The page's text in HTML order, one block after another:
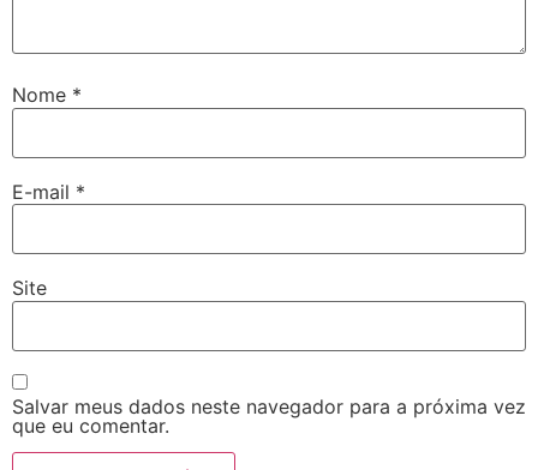
Nome *
E-mail *
Site
Salvar meus dados neste navegador para a próxima vez
que eu comentar.